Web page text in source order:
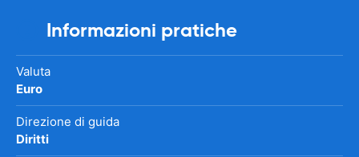
Informazioni pratiche
Valuta
Euro
Direzione di guida
Diritti